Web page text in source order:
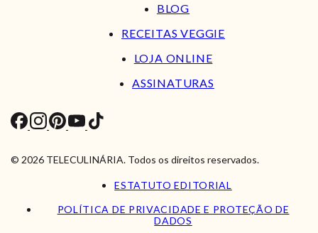
BLOG
RECEITAS VEGGIE
LOJA ONLINE
ASSINATURAS
© 2026 TELECULINÁRIA. Todos os direitos reservados.
ESTATUTO EDITORIAL
POLÍTICA DE PRIVACIDADE E PROTEÇÃO DE
DADOS